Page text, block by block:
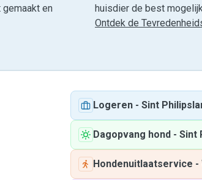
en
huisdier de best
Ontdek de
Logeren - Sint
Dagopvang hond - Sint
Hondenuitlaatservice -